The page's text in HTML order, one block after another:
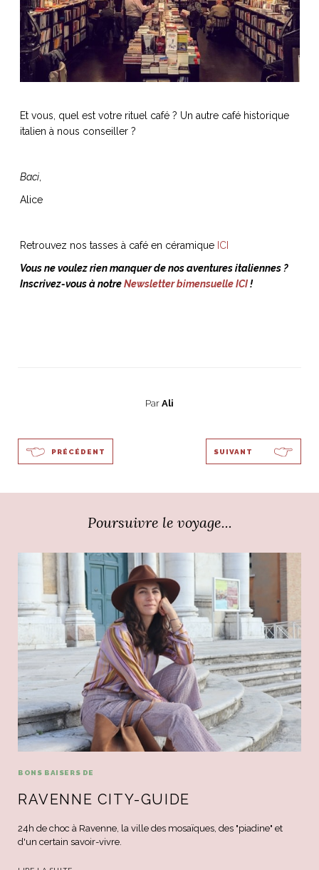
Et vous, quel est votre rituel café ? Un autre café historique
italien à nous conseiller ?
Baci,
Alice
Retrouvez nos tasses à café en céramique ICI
Vous ne voulez rien manquer de nos aventures italiennes ?
Inscrivez-vous à notreNewsletter bimensuelle ICI!
Par Ali
PRÉCÉDENT SUIVANT
Poursuivre le voyage...
BONS BAISERS DE
RAVENNE CITY-GUIDE
24h de choc à Ravenne, la ville des mosaïques, des "piadine" et
d'un certain savoir-vivre.